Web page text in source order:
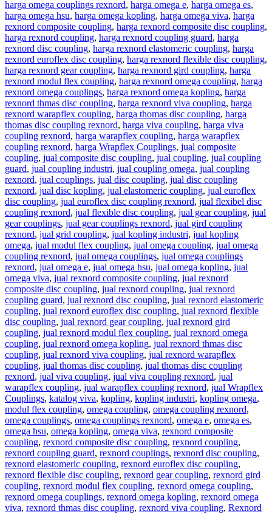
harga omega couplings rexnord, harga omega e, harga omega es,
harga omega hsu, harga omega kopling, harga omega viva, harga
rexnord composite coupling, harga rexnord composite disc coupling,
harga rexnord coupling, harga rexnord coupling guard, harga
rexnord disc coupling, harga rexnord elastomeric coupling, harga
rexnord euroflex disc coupling, harga rexnord flexible disc coupling,
harga rexnord gear coupling, harga rexnord gird coupling, harga
rexnord modul flex coupling, harga rexnord omega coupling, harga
rexnord omega couplings, harga rexnord omega kopling, harga
rexnord thmas disc coupling, harga rexnord viva coupling, harga
rexnord warapflex coupling, harga thomas disc coupling, harga
thomas disc coupling rexnord, harga viva coupling, harga viva
coupling rexnord, harga warapflex coupling, harga warapflex
coupling rexnord, harga Wrapflex Couplings, jual composite
coupling, jual composite disc coupling, jual coupling, jual coupling
guard, jual coupling industri, jual coupling omega, jual coupling
rexnord, jual couplings, jual disc coupling, jual disc coupling
rexnord, jual disc kopling, jual elastomeric coupling, jual euroflex
disc coupling, jual euroflex disc coupling rexnord, jual flexibel disc
coupling rexnord, jual flexible disc coupling, jual gear coupling, jual
gear couplings, jual gear couplings rexnord, jual gird coupling
rexnord, jual grid coupling, jual kopling industri, jual kopling
omega, jual modul flex coupling, jual omega coupling, jual omega
coupling rexnord, jual omega couplings, jual omega couplings
rexnord, jual omega e, jual omega hsu, jual omega kopling, jual
omega viva, jual rexnord composite coupling, jual rexnord
composite disc coupling, jual rexnord coupling, jual rexnord
coupling guard, jual rexnord disc coupling, jual rexnord elastomeric
coupling, jual rexnord euroflex disc coupling, jual rexnord flexible
disc coupling, jual rexnord gear coupling, jual rexnord gird
coupling, jual rexnord modul flex coupling, jual rexnord omega
coupling, jual rexnord omega kopling, jual rexnord thmas disc
coupling, jual rexnord viva coupling, jual rexnord warapflex
coupling, jual thomas disc coupling, jual thomas disc coupling
rexnord, jual viva coupling, jual viva coupling rexnord, jual
warapflex coupling, jual warapflex coupling rexnord, jual Wrapflex
Couplings, katalog viva, kopling, kopling industri, kopling omega,
modul flex coupling, omega coupling, omega coupling rexnord,
omega couplings, omega couplings rexnord, omega e, omega es,
omega hsu, omega kopling, omega viva, rexnord composite
coupling, rexnord composite disc coupling, rexnord coupling,
rexnord coupling guard, rexnord couplings, rexnord disc coupling,
rexnord elastomeric coupling, rexnord euroflex disc coupling,
rexnord flexible disc coupling, rexnord gear coupling, rexnord gird
coupling, rexnord modul flex coupling, rexnord omega coupling,
rexnord omega couplings, rexnord omega kopling, rexnord omega
viva, rexnord thmas disc coupling, rexnord viva coupling, Rexnord